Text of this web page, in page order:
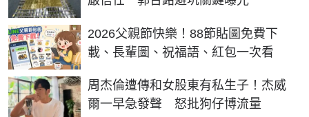
2026父親節快樂！88節貼圖免費下
載、長輩圖、祝福語、紅包一次看
周杰倫遭傳和女股東有私生子！杰威
爾一早急發聲 怒批狗仔博流量